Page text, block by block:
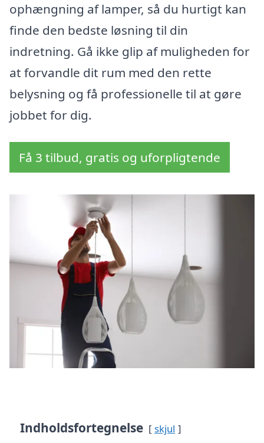
ophængning af lamper, så du hurtigt kan
finde den bedste løsning til din
indretning. Gå ikke glip af muligheden for
at forvandle dit rum med den rette
belysning og få professionelle til at gøre
jobbet for dig.
Få 3 tilbud, gratis og uforpligtende
Indholdsfortegnelse skjul